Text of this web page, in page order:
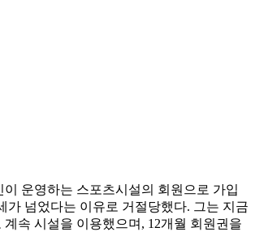
이 운영하는 스포츠시설의 회원으로 가입
가 넘었다는 이유로 거절당했다. 그는 지금
계속 시설을 이용했으며, 12개월 회원권을